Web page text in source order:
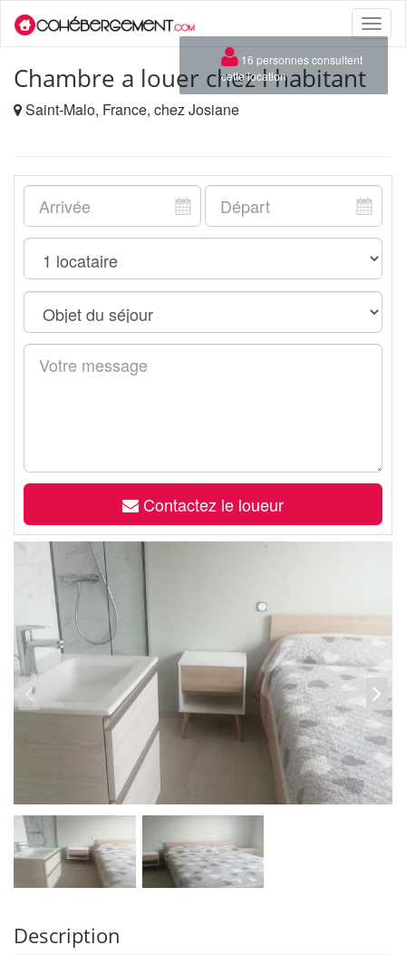
Toggle
Chambre a louer chez l habitant
Saint-Malo, France, chez Josiane
Contactez le loueur
Description
×
16 personnes consultent
cette location